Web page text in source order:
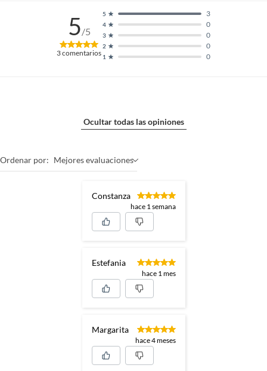
5/5
3comentarios 1 0
2 0
3 0
4 0
5 3
Ocultar todas las opiniones
Ordenar por: Mejores evaluaciones
Constanza
hace 1 semana
Estefania
hace 1 mes
Margarita
hace 4 meses